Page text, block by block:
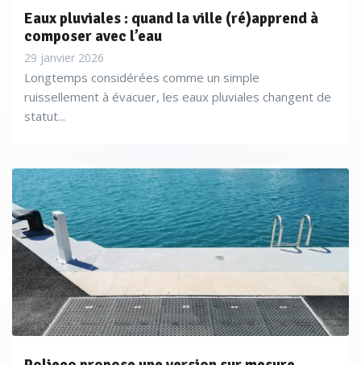
Eaux pluviales : quand la ville (ré)apprend à
composer avec l’eau
29 janvier 2026
Longtemps considérées comme un simple
ruissellement à évacuer, les eaux pluviales changent de
statut...